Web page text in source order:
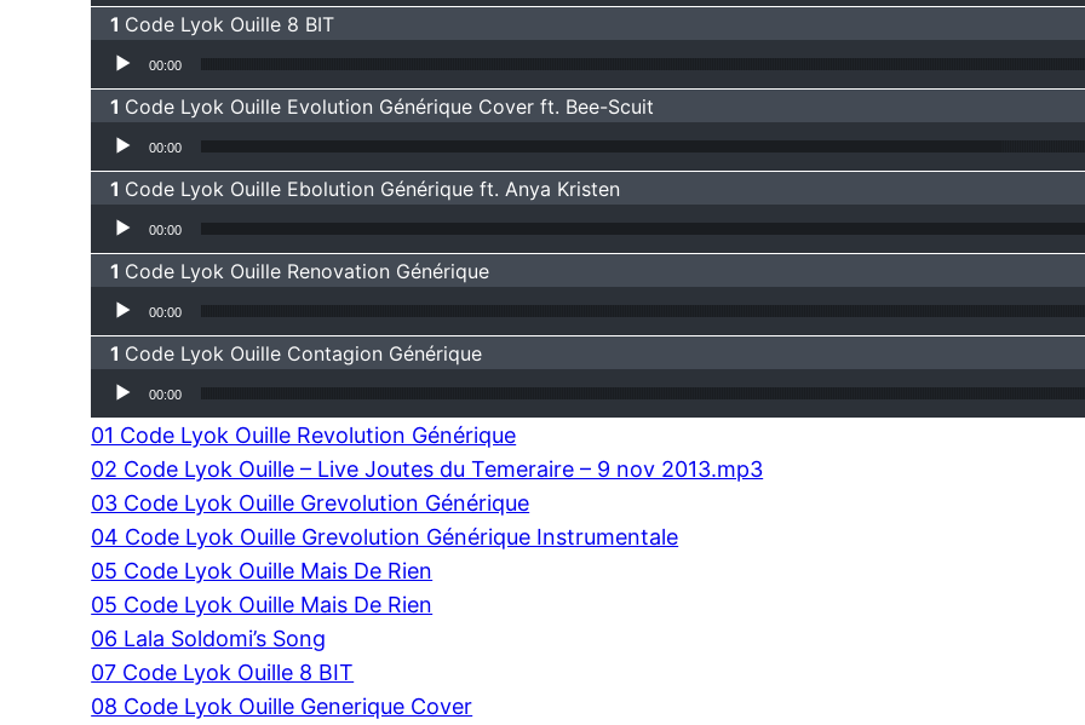
Code Lyok Ouille 8 BIT
Lecteur audio
00:00
Code Lyok Ouille Evolution Générique Cover ft. Bee-Scuit
Lecteur audio
00:00
Code Lyok Ouille Ebolution Générique ft. Anya Kristen
Lecteur audio
00:00
Code Lyok Ouille Renovation Générique
Lecteur audio
00:00
Code Lyok Ouille Contagion Générique
Lecteur audio
00:00
01 Code Lyok Ouille Revolution Générique
02 Code Lyok Ouille – Live Joutes du Temeraire – 9 nov 2013.mp3
03 Code Lyok Ouille Grevolution Générique
04 Code Lyok Ouille Grevolution Générique Instrumentale
05 Code Lyok Ouille Mais De Rien
05 Code Lyok Ouille Mais De Rien
06 Lala Soldomi’s Song
07 Code Lyok Ouille 8 BIT
08 Code Lyok Ouille Generique Cover